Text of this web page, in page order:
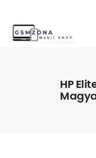
HP